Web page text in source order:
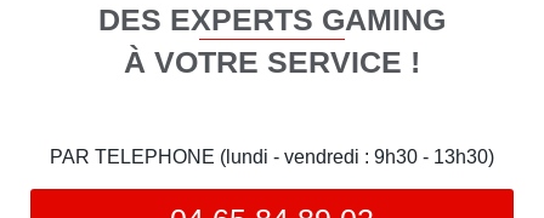
DES EXPERTS GAMING
À VOTRE SERVICE !
PAR TELEPHONE (lundi - vendredi : 9h30 - 13h30)